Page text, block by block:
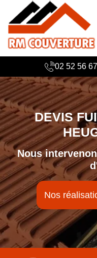
02 52 56
DEVIS
Nous
Nos